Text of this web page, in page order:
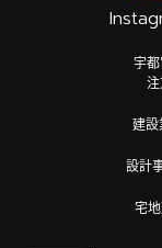
宇
建
設計
宅